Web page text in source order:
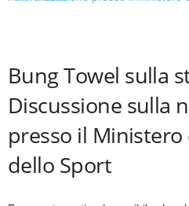
Bung Towel sulla
Discussione sulla
presso il
dello Sport